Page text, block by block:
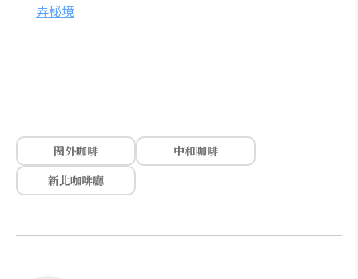
弄秘境
圈外咖啡
中和咖啡
新北咖啡廳